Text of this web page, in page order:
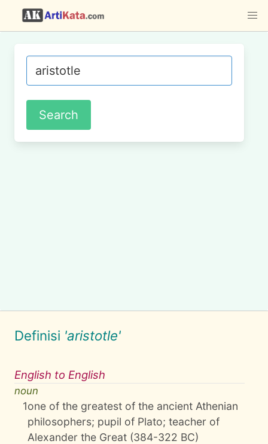
Definisi 'aristotle'
English to English
noun
1one of the greatest of the ancient Athenian
philosophers; pupil of Plato; teacher of
Alexander the Great (384-322 BC)